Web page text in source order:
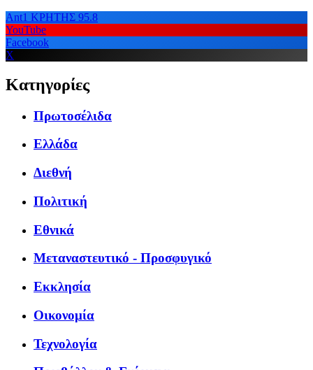
Ant1 ΚΡΗΤΗΣ 95.8
YouTube
Facebook
X
Κατηγορίες
Πρωτοσέλιδα
Ελλάδα
Διεθνή
Πολιτική
Εθνικά
Μεταναστευτικό - Προσφυγικό
Εκκλησία
Οικονομία
Τεχνολογία